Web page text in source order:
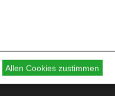
Allen Cookies zustimmen